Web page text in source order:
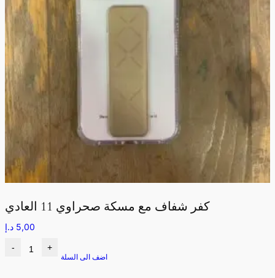
كفر شفاف مع مسكة صحراوي 11 العادي
5,00 د.إ
- +
اضف الى السلة